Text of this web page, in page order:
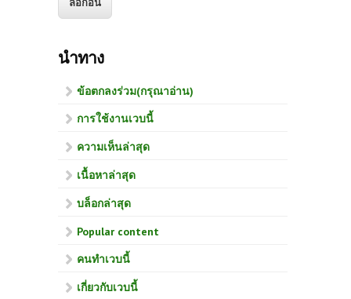
นำทาง
ข้อตกลงร่วม(กรุณาอ่าน)
การใช้งานเวบนี้
ความเห็นล่าสุด
เนื้อหาล่าสุด
บล็อกล่าสุด
Popular content
คนทำเวบนี้
เกี่ยวกับเวบนี้